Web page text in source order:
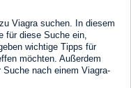
Viagra suchen. In diesem
für diese Suche ein,
wichtige Tipps für
möchten. Außerdem
nach einem Viagra-